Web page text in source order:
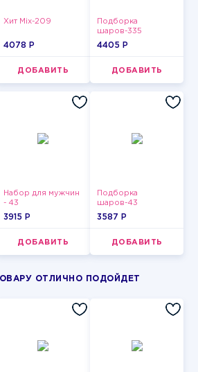
Хит Mix-209
4078 P
ДОБАВИТЬ
Подборка
шаров-335
4405 P
ДОБАВИТЬ
Набор для мужчин
- 43
3915 P
ДОБАВИТЬ
Подборка
шаров-43
3587 P
ДОБАВИТЬ
ОТЛИЧНО ПОДОЙДЕТ